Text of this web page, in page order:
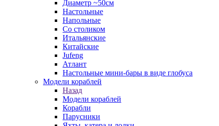
Диаметр ~50см
Настольные
Напольные
Со столиком
Итальянские
Китайские
Jufeng
Атлант
Настольные мини-бары в виде глобуса
Модели кораблей
Назад
Модели кораблей
Корабли
Парусники